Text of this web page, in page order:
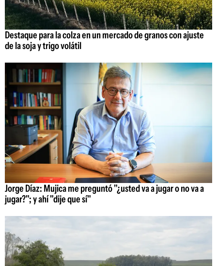
Destaque para la colza en un mercado de granos con ajuste
de la soja y trigo volátil
Jorge Díaz: Mujica me preguntó "¿usted va a jugar o no va a
jugar?"; y ahí "dije que sí"